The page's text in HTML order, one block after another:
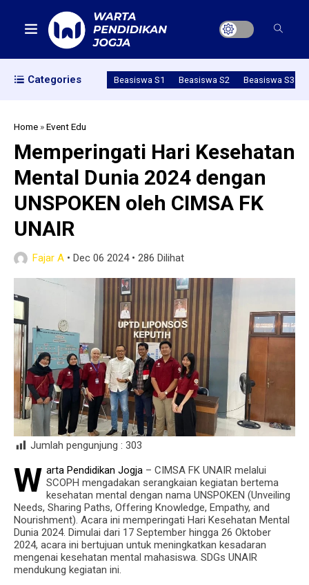
Categories Beasiswa S1 Beasiswa S2 Beasiswa S3
Home »Event Edu
Memperingati Hari Kesehatan
Mental Dunia 2024 dengan
UNSPOKEN oleh CIMSA FK
UNAIR
Fajar A • Dec 06 2024• 286 Dilihat
Jumlah pengunjung : 303
W arta Pendidikan Jogja – CIMSA FK UNAIR melalui
SCOPH mengadakan serangkaian kegiatan bertema
kesehatan mental dengan nama UNSPOKEN (Unveiling
Needs, Sharing Paths, Offering Knowledge, Empathy, and
Nourishment). Acara ini memperingati Hari Kesehatan Mental
Dunia 2024. Dimulai dari 17 September hingga 26 Oktober
2024, acara ini bertujuan untuk meningkatkan kesadaran
mengenai kesehatan mental mahasiswa. SDGs UNAIR
mendukung kegiatan ini.